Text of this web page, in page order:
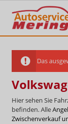
Das
Hier sehen Sie
befinden. Alle
Zwischenverkauf